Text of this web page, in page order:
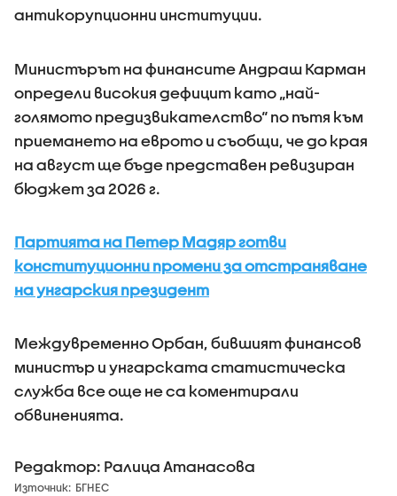
антикорупционни институции.
Министърът на финансите Андраш Карман
определи високия дефицит като „най-
голямото предизвикателство“ по пътя към
приемането на еврото и съобщи, че до края
на август ще бъде представен ревизиран
бюджет за 2026 г.
Партията на Петер Мадяр готви
конституционни промени за отстраняване
на унгарския президент
Междувременно Орбан, бившият финансов
министър и унгарската статистическа
служба все още не са коментирали
обвиненията.
Редактор: Ралица Атанасова
Източник: БГНЕС